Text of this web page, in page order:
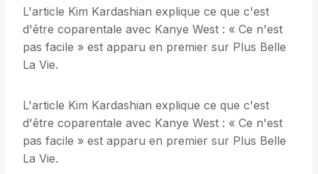
L'article Kim Kardashian explique ce que c'est
d'être coparentale avec Kanye West : « Ce n'est
pas facile » est apparu en premier sur Plus Belle
La Vie.
L'article Kim Kardashian explique ce que c'est
d'être coparentale avec Kanye West : « Ce n'est
pas facile » est apparu en premier sur Plus Belle
La Vie.